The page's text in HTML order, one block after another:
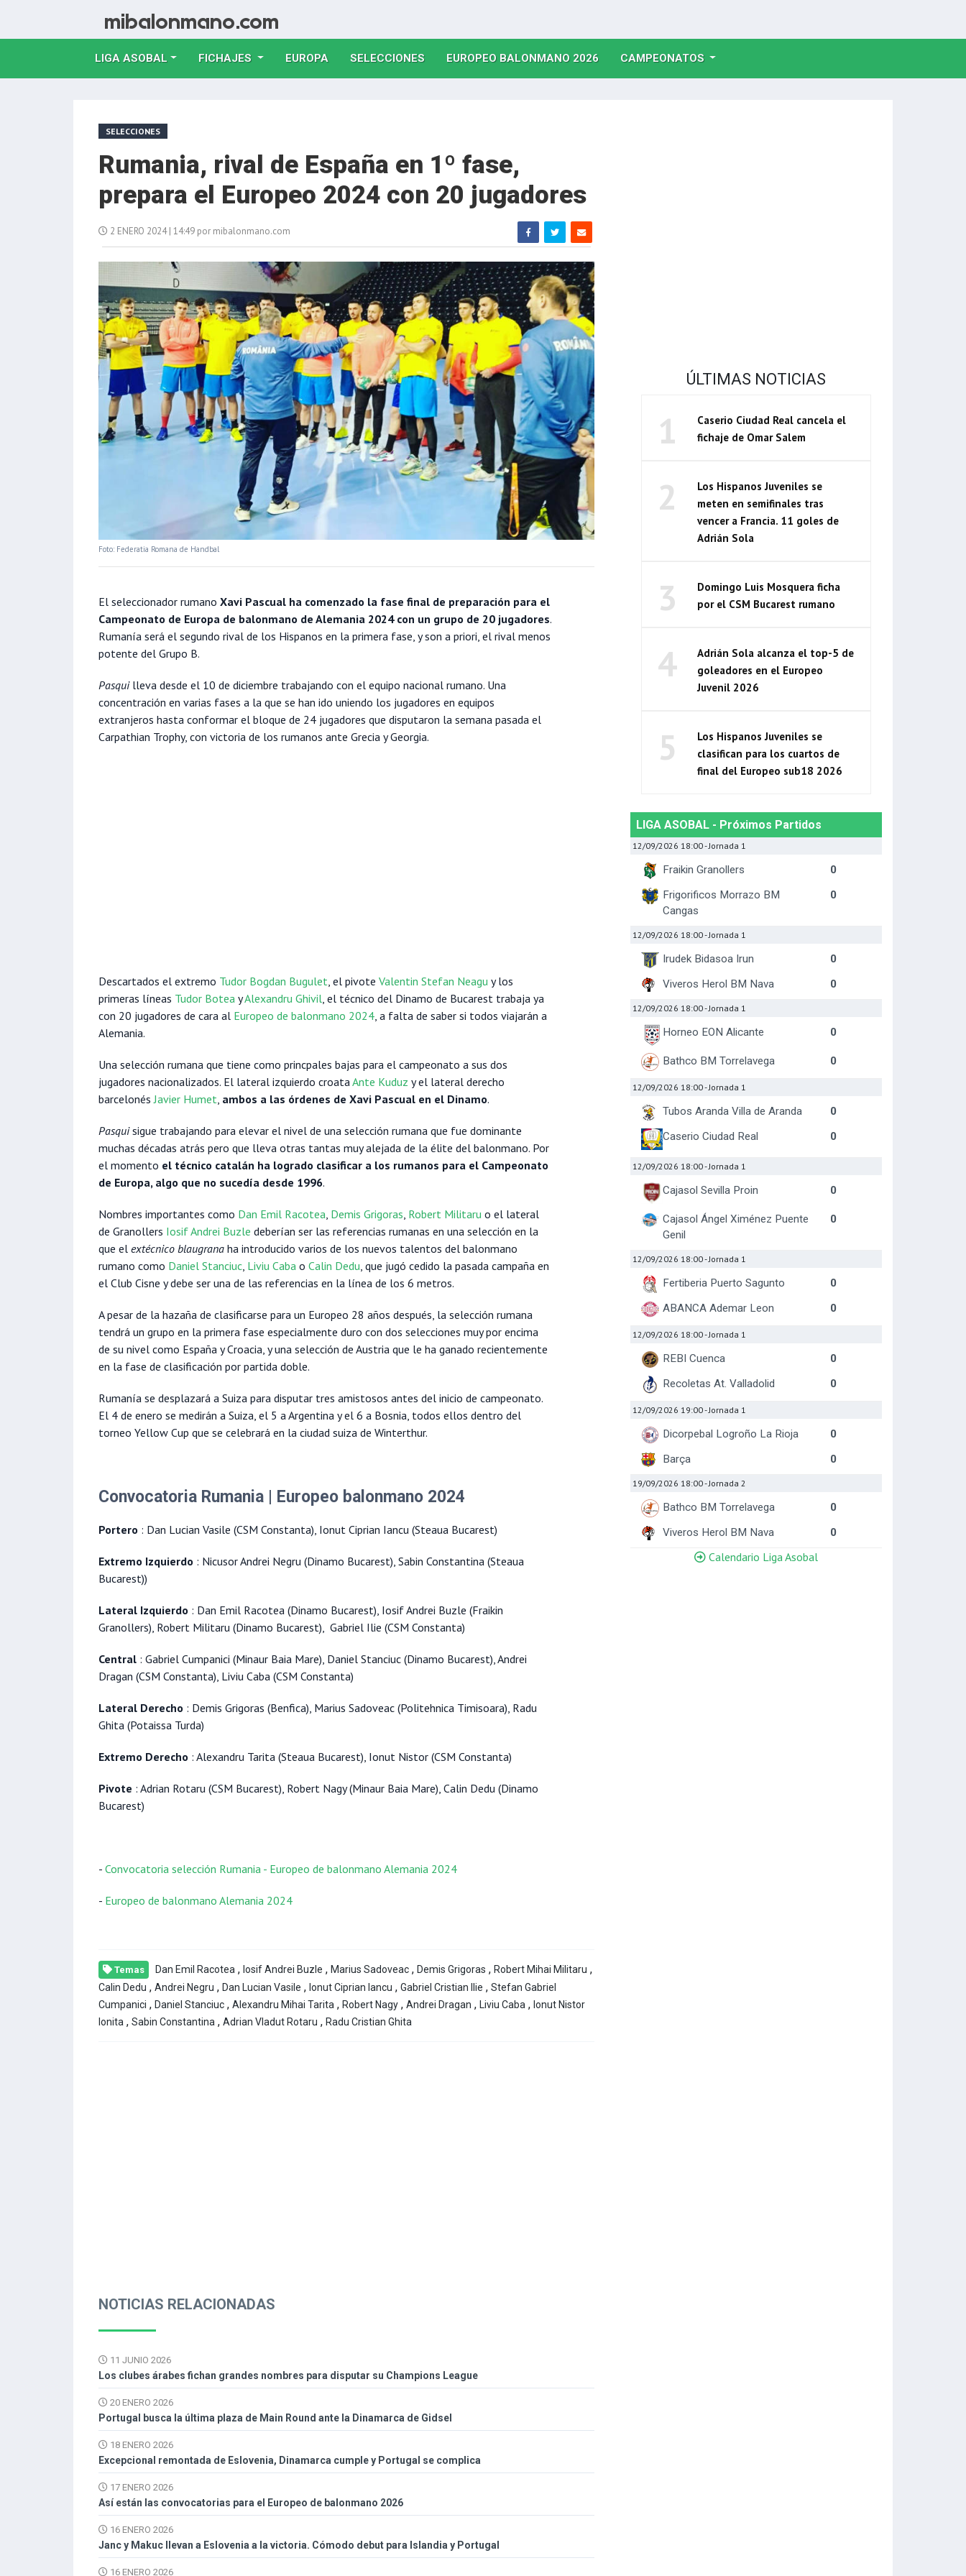
LIGA ASOBAL FICHAJES EUROPA(CURRENT)
SELECCIONES(CURRENT)
EUROPEO BALONMANO 2026(CURRENT)
CAMPEONATOS
SELECCIONES
Rumania, rival de España en 1º fase,
prepara el Europeo 2024 con 20 jugadores
2 ENERO 2024 | 14:49 por mibalonmano.com
Foto: Federatia Romana de Handbal
El seleccionador rumano Xavi Pascual ha comenzado la fase final de preparación para el
Campeonato de Europa de balonmano de Alemania 2024 con un grupo de 20 jugadores.
Rumanía será el segundo rival de los Hispanos en la primera fase, y son a priori, el rival menos
potente del Grupo B.
Pasquilleva desde el 10 de diciembre trabajando con el equipo nacional rumano. Una
concentración en varias fases a la que se han ido uniendo los jugadores en equipos
extranjeros hasta conformar el bloque de 24 jugadores que disputaron la semana pasada el
Carpathian Trophy, con victoria de los rumanos ante Grecia y Georgia.
Descartados el extremo Tudor Bogdan Bugulet, el pivote Valentin Stefan Neagu y los
primeras líneas Tudor Botea yAlexandru Ghivil, el técnico del Dinamo de Bucarest trabaja ya
con 20 jugadores de cara al Europeo de balonmano 2024, a falta de saber si todos viajarán a
Alemania.
Una selección rumana que tiene como princpales bajas para el campeonato a sus dos
jugadores nacionalizados. El lateral izquierdo croataAnte Kuduz y el lateral derecho
barcelonésJavier Humet, ambos a las órdenes de Xavi Pascual en el Dinamo.
Pasquisigue trabajando para elevar el nivel de una selección rumana que fue dominante
muchas décadas atrás pero que lleva otras tantas muy alejada de la élite del balonmano. Por
el momento el técnico catalán ha logrado clasificar a los rumanos para el Campeonato
de Europa, algo que no sucedía desde 1996.
Nombres importantes como Dan Emil Racotea, Demis Grigoras, Robert Militaru o el lateral
de Granollers Iosif Andrei Buzle deberían ser las referencias rumanas en una selección en la
que el extécnico blaugrana ha introducido varios de los nuevos talentos del balonmano
rumano como Daniel Stanciuc, Liviu Caba o Calin Dedu, que jugó cedido la pasada campaña en
el Club Cisne y debe ser una de las referencias en la línea de los 6 metros.
A pesar de la hazaña de clasificarse para un Europeo 28 años después, la selección rumana
tendrá un grupo en la primera fase especialmente duro con dos selecciones muy por encima
de su nivel como España y Croacia, y una selección de Austria que le ha ganado recientemente
en la fase de clasificación por partida doble.
Rumanía se desplazará a Suiza para disputar tres amistosos antes del inicio de campeonato.
El 4 de enero se medirán a Suiza, el 5 a Argentina y el 6 a Bosnia, todos ellos dentro del
torneo Yellow Cup que se celebrará en la ciudad suiza de Winterthur.
Convocatoria Rumania | Europeo balonmano 2024
Portero : Dan Lucian Vasile (CSM Constanta), Ionut Ciprian Iancu (Steaua Bucarest)
Extremo Izquierdo : Nicusor Andrei Negru (Dinamo Bucarest), Sabin Constantina (Steaua
Bucarest))
Lateral Izquierdo : Dan Emil Racotea (Dinamo Bucarest), Iosif Andrei Buzle (Fraikin
Granollers), Robert Militaru (Dinamo Bucarest), Gabriel Ilie (CSM Constanta)
Central : Gabriel Cumpanici (Minaur Baia Mare), Daniel Stanciuc (Dinamo Bucarest), Andrei
Dragan (CSM Constanta), Liviu Caba (CSM Constanta)
Lateral Derecho : Demis Grigoras (Benfica), Marius Sadoveac (Politehnica Timisoara), Radu
Ghita (Potaissa Turda)
Extremo Derecho : Alexandru Tarita (Steaua Bucarest), Ionut Nistor (CSM Constanta)
Pivote : Adrian Rotaru (CSM Bucarest), Robert Nagy (Minaur Baia Mare), Calin Dedu (Dinamo
Bucarest)
- Convocatoria selección Rumania - Europeo de balonmano Alemania 2024
- Europeo de balonmano Alemania 2024
Temas Dan Emil Racotea , Iosif Andrei Buzle , Marius Sadoveac , Demis Grigoras , Robert Mihai Militaru ,
Calin Dedu , Andrei Negru , Dan Lucian Vasile , Ionut Ciprian Iancu , Gabriel Cristian Ilie , Stefan Gabriel
Cumpanici , Daniel Stanciuc , Alexandru Mihai Tarita , Robert Nagy , Andrei Dragan , Liviu Caba , Ionut Nistor
Ionita , Sabin Constantina , Adrian Vladut Rotaru , Radu Cristian Ghita
NOTICIAS RELACIONADAS
11 JUNIO 2026
Los clubes árabes fichan grandes nombres para disputar su Champions League
20 ENERO 2026
Portugal busca la última plaza de Main Round ante la Dinamarca de Gidsel
18 ENERO 2026
Excepcional remontada de Eslovenia, Dinamarca cumple y Portugal se complica
17 ENERO 2026
Así están las convocatorias para el Europeo de balonmano 2026
16 ENERO 2026
Janc y Makuc llevan a Eslovenia a la victoria. Cómodo debut para Islandia y Portugal
16 ENERO 2026
ÚLTIMAS NOTICIAS
1
Caserio Ciudad Real cancela el
fichaje de Omar Salem
2
Los Hispanos Juveniles se
meten en semifinales tras
vencer a Francia. 11 goles de
Adrián Sola
3
Domingo Luis Mosquera ficha
por el CSM Bucarest rumano
4
Adrián Sola alcanza el top-5 de
goleadores en el Europeo
Juvenil 2026
5
Los Hispanos Juveniles se
clasifican para los cuartos de
final del Europeo sub18 2026
LIGA ASOBAL - Próximos Partidos
12/09/2026 18:00- Jornada 1
Fraikin Granollers
0
Frigorificos Morrazo BM
Cangas
0
12/09/2026 18:00- Jornada 1
Irudek Bidasoa Irun
0
Viveros Herol BM Nava
0
12/09/2026 18:00- Jornada 1
Horneo EON Alicante 0
Bathco BM Torrelavega 0
12/09/2026 18:00- Jornada 1
Tubos Aranda Villa de Aranda
0
Caserio Ciudad Real
0
12/09/2026 18:00- Jornada 1
Cajasol Sevilla Proin 0
Cajasol Ángel Ximénez Puente
Genil
0
12/09/2026 18:00- Jornada 1
Fertiberia Puerto Sagunto
0
ABANCA Ademar Leon
0
12/09/2026 18:00- Jornada 1
REBI Cuenca
0
Recoletas At. Valladolid
0
12/09/2026 19:00- Jornada 1
Dicorpebal Logroño La Rioja
0
Barça
0
19/09/2026 18:00- Jornada 2
Bathco BM Torrelavega
0
Viveros Herol BM Nava
0
Calendario Liga Asobal